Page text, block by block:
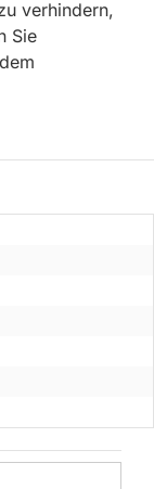
verhindern,
Sie